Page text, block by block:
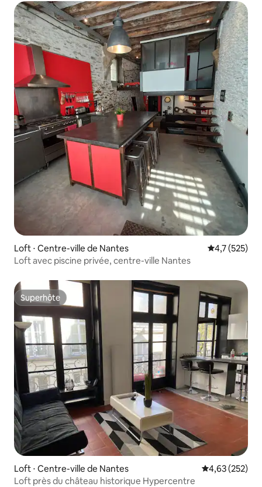
Loft ⋅ Centre-ville de Nantes Évaluation
4,7 (525)
Loft avec piscine privée, centre-ville Nantes
Superhôte
Superhôte
Loft ⋅ Centre-ville de Nantes Évaluation
4,63 (252)
Loft près du château historique Hypercentre